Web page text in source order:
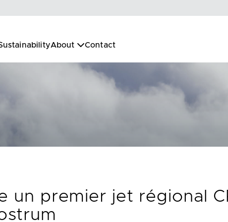
About Contact
un premier jet régional